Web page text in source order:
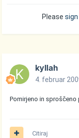
Please sign
kyllah
4. februar
Pomirjeno in
Citiraj